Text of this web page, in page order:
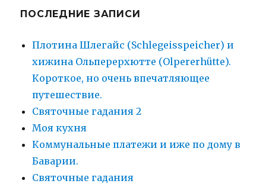
ПОСЛЕДНИЕ ЗАПИСИ
Плотина Шлегайс (Schlegeisspeicher) и
хижина Ольперерхютте (Olpererhütte).
Короткое, но очень впечатляющее
путешествие.
Святочные гадания 2
Моя кухня
Коммунальные платежи и иже по дому в
Баварии.
Святочные гадания